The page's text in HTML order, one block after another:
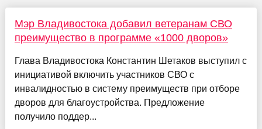
Мэр Владивостока добавил ветеранам СВО
преимущество в программе «1000 дворов»
Глава Владивостока Константин Шетаков выступил с
инициативой включить участников СВО с
инвалидностью в систему преимуществ при отборе
дворов для благоустройства. Предложение
получило поддер...